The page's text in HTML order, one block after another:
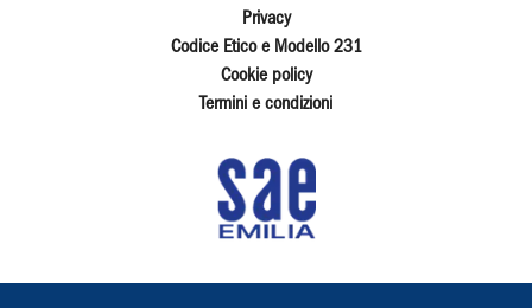
Privacy
Codice Etico e Modello 231
Cookie policy
Termini e condizioni